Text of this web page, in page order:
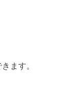
ます。